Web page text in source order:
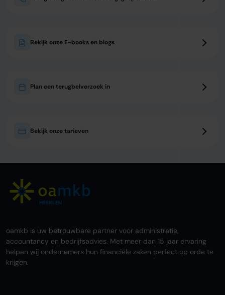
Bekijk onze E-books en blogs
Plan een terugbelverzoek in
Bekijk onze tarieven
HEERLEN
oamkb is uw betrouwbare partner voor administratie,
accountancy en bedrijfsadvies. Met meer dan 15 jaar ervaring
helpen wij ondernemers hun financiële zaken perfect op orde te
krijgen.